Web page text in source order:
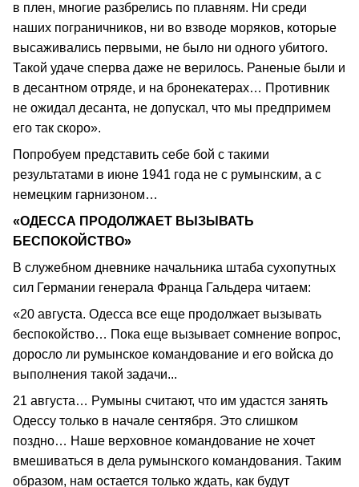
в плен, многие разбрелись по плавням. Ни среди
наших пограничников, ни во взводе моряков, которые
высаживались первыми, не было ни одного убитого.
Такой удаче сперва даже не верилось. Раненые были и
в десантном отряде, и на бронекатерах… Противник
не ожидал десанта, не допускал, что мы предпримем
его так скоро».
Попробуем представить себе бой с такими
результатами в июне 1941 года не с румынским, а с
немецким гарнизоном…
«ОДЕССА ПРОДОЛЖАЕТ ВЫЗЫВАТЬ
БЕСПОКОЙСТВО»
В служебном дневнике начальника штаба сухопутных
сил Германии генерала Франца Гальдера читаем:
«20 августа. Одесса все еще продолжает вызывать
беспокойство… Пока еще вызывает сомнение вопрос,
доросло ли румынское командование и его войска до
выполнения такой задачи...
21 августа… Румыны считают, что им удастся занять
Одессу только в начале сентября. Это слишком
поздно… Наше верховное командование не хочет
вмешиваться в дела румынского командования. Таким
образом, нам остается только ждать, как будут